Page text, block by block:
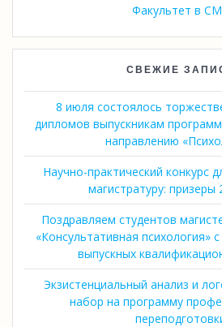
Факультет в
СВЕЖИЕ
8 июля состоялось
дипломов выпускникам
направлению
Научно-практический конкурс
магистратуру: призеры
Поздравляем студентов
«Консультативная психология»
выпускных
Экзистенциальный анализ и
набор на программу